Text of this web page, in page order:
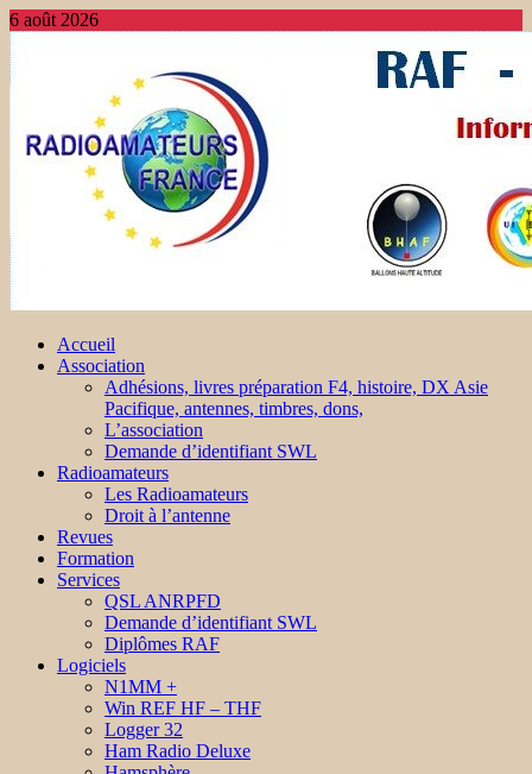
6 août 2026
Accueil
Association
Adhésions, livres préparation F4, histoire, DX Asie
Pacifique, antennes, timbres, dons,
L’association
Demande d’identifiant SWL
Radioamateurs
Les Radioamateurs
Droit à l’antenne
Revues
Formation
Services
QSL ANRPFD
Demande d’identifiant SWL
Diplômes RAF
Logiciels
N1MM +
Win REF HF – THF
Logger 32
Ham Radio Deluxe